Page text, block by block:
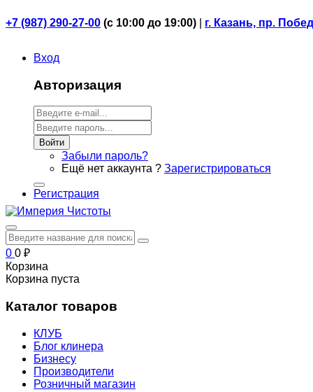
+7 (987) 290-27-00 (с 10:00 до 19:00) г. Казань, пр.
Вход
Авторизация
Войти
Забыли пароль?
Ещё нет аккаунта ? Зарегистрироваться
Регистрация
0 0 ₽
Корзина
Корзина пуста
Каталог товаров
КЛУБ
Блог клинера
Бизнесу
Производители
Розничный магазин